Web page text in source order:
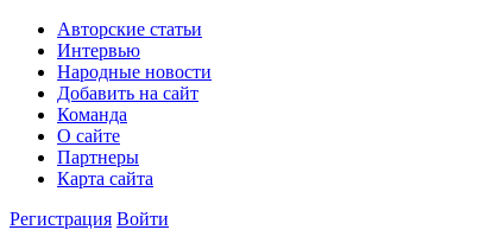
Авторские статьи
Интервью
Народные новости
Добавить на сайт
Команда
О сайте
Партнеры
Карта сайта
Регистрация Войти